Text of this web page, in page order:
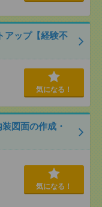
アップ【経験不
気になる！
図面の作成・
気になる！